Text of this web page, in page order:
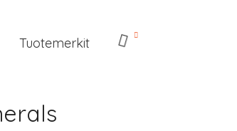
Tuotemerkit